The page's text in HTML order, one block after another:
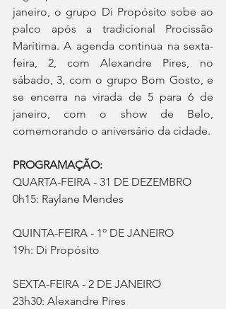
janeiro, o grupo Di Propósito sobe ao
palco após a tradicional Procissão
Marítima. A agenda continua na sexta-
feira, 2, com Alexandre Pires, no
sábado, 3, com o grupo Bom Gosto, e
se encerra na virada de 5 para 6 de
janeiro, com o show de Belo,
comemorando o aniversário da cidade.
PROGRAMAÇÃO:
QUARTA-FEIRA - 31 DE DEZEMBRO
0h15: Raylane Mendes
QUINTA-FEIRA - 1º DE JANEIRO
19h: Di Propósito
SEXTA-FEIRA - 2 DE JANEIRO
23h30: Alexandre Pires